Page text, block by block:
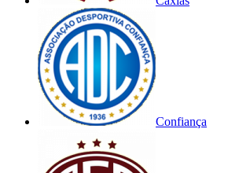
Confiança